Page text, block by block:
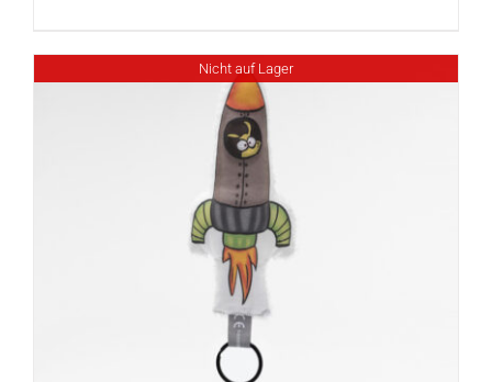
Nicht auf Lager